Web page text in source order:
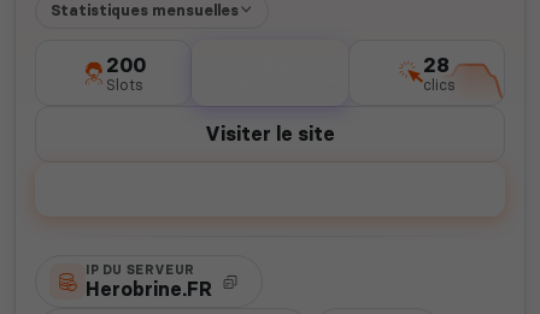
Statistiques mensuelles
200
Slots
28
clics
Visiter le site
IP DU SERVEUR
Herobrine.FR